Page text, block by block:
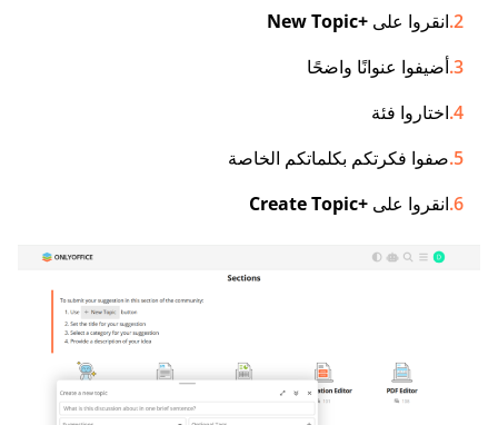
انقروا على +New Topic
أضيفوا عنوانًا واضحًا
اختاروا فئة
صفوا فكرتكم بكلماتكم الخاصة
انقروا على +Create Topic